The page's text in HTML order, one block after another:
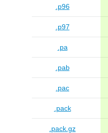
.p96
.p97
.pa
.pab
.pac
.pack
.pack.gz